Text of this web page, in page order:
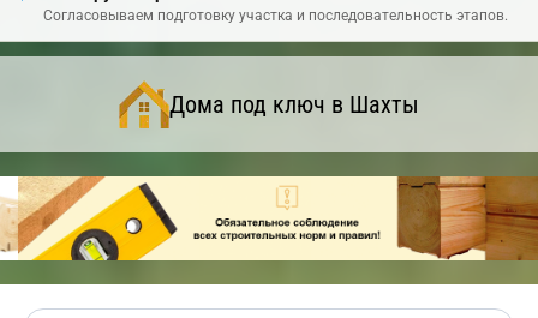
Согласовываем подготовку участка и последовательность этапов.
Дома под ключ в Шахты